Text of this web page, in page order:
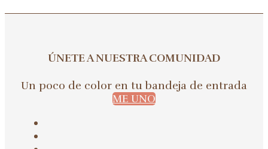
ÚNETE A NUESTRA COMUNIDAD
Un poco de color en tu bandeja de entrada
ME UNO